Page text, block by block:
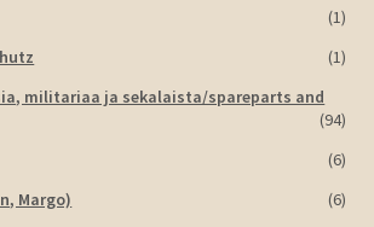
(1)
(1)
militariaa ja sekalaista/spareparts and
(94)
(6)
Margo)
(6)